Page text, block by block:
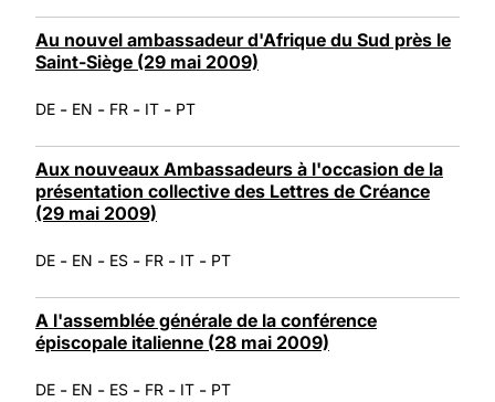
Au nouvel ambassadeur d'Afrique du Sud près le
Saint-Siège (29 mai 2009)
DE - EN - FR - IT - PT
Aux nouveaux Ambassadeurs à l'occasion de la
présentation collective des Lettres de Créance
(29 mai 2009)
DE - EN - ES - FR - IT - PT
A l'assemblée générale de la conférence
épiscopale italienne (28 mai 2009)
DE - EN - ES - FR - IT - PT